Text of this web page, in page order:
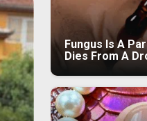
Fungus Is A
Dies From A